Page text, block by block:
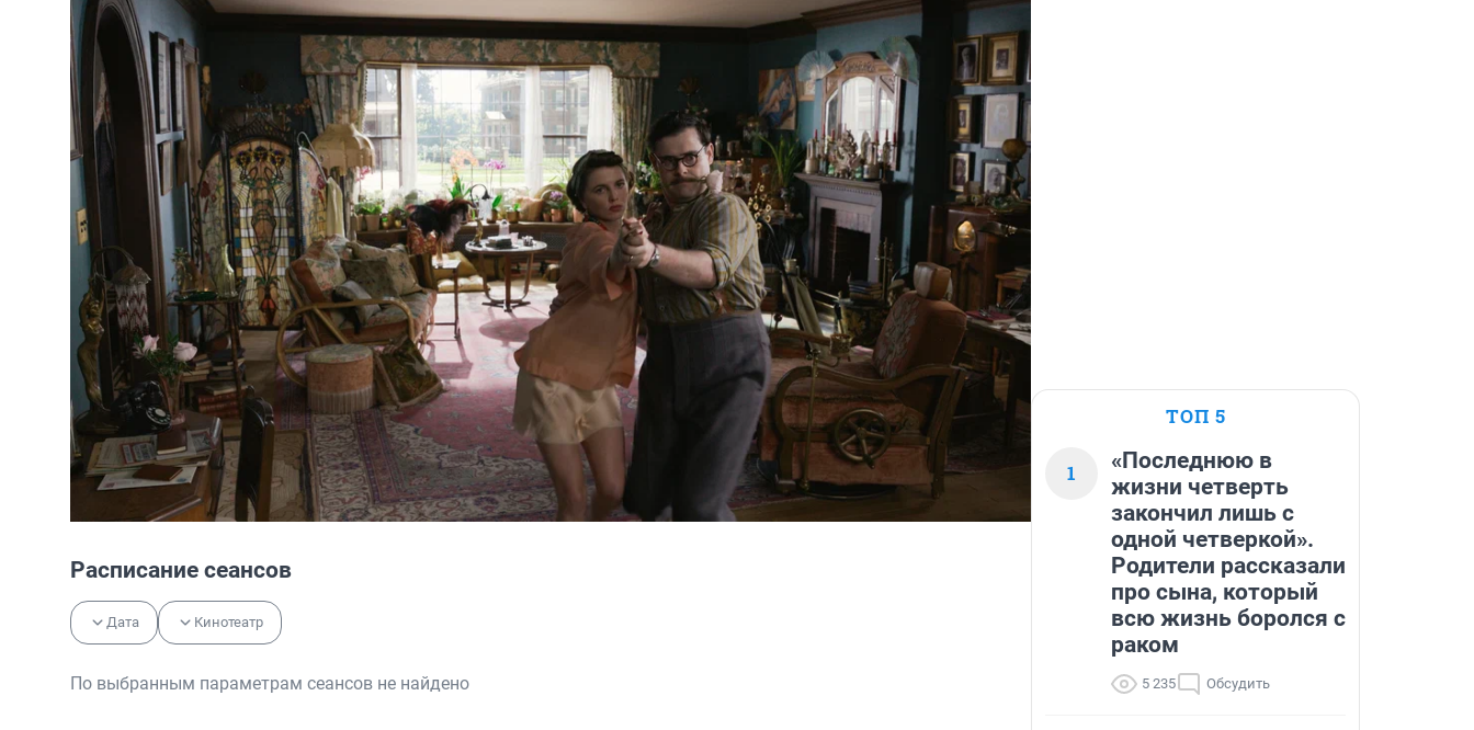
Расписание сеансов
Дата Кинотеатр
По выбранным параметрам сеансов не найдено
ТОП 5
1
«Последнюю в
жизни четверть
закончил лишь с
одной четверкой».
Родители рассказали
про сына, который
всю жизнь боролся с
раком
5 235 Обсудить